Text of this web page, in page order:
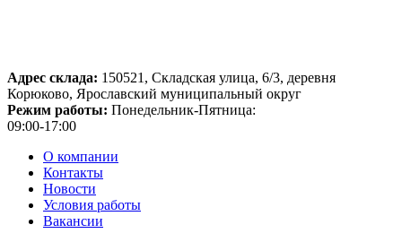
Адрес склада: 150521, Складская улица, 6/3, деревня
Корюково, Ярославский муниципальный округ
Режим работы: Понедельник-Пятница:
09:00-17:00
О компании
Контакты
Новости
Условия работы
Вакансии